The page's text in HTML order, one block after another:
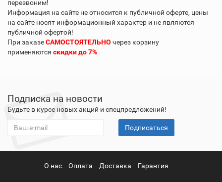
перезвоним!
Информация на сайте не относится к публичной оферте, цены
на сайте носят информационный характер и не являются
публичной офертой!
При заказеСАМОСТОЯТЕЛЬНО через корзину
применяются скидки до 7%
Подписка на новости
Будьте в курсе новых акций и спецпредложений!
Подписаться
О нас Оплата Доставка Гарантия